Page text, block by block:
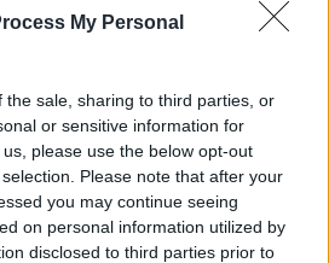
My Personal
the sale, sharing to third parties, or
or sensitive information for
please use the below opt-out
Please note that after your
you may continue seeing
on personal information utilized by
disclosed to third parties prior to
Πισπιρίγκου όταν
Σελιδοποίηση
Προηγούμενη σελίδα
Current page
Next page